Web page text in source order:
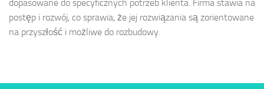
dopasowane do specyficznych potrzeb klienta. Firma stawia na
postęp i rozwój, co sprawia, że jej rozwiązania są zorientowane
na przyszłość i możliwe do rozbudowy.